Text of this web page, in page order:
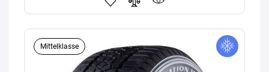
Mittelklasse